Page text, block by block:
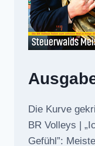
Die Kurve
BR Volleys |
Gefühl”: